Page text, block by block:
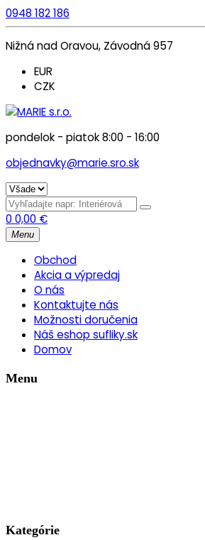
0948 182 186
Nižná nad Oravou, Závodná 957
EUR
CZK
pondelok - piatok 8:00 - 16:00
objednavky@marie.sro.sk
0 0,00 €
Menu
Obchod
Akcia a výpredaj
O nás
Kontaktujte nás
Možnosti doručenia
Náš eshop sufliky.sk
Domov
Menu
Kategórie